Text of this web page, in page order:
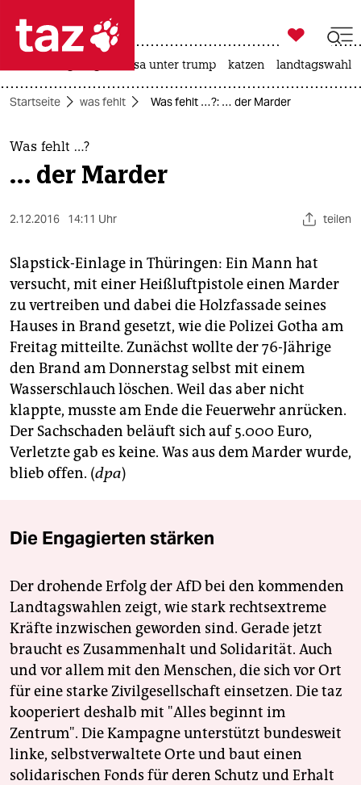
 taz zahl ich
taz zahl ich
themen
politik
öko
gesellschaft
kultur
sport
berlin
nord
wahrheit
verlag
veranstaltungen
fragen & hilfe
unterstützen
abo
genossenschaft
epaper login

taz zahl ich
usa unter trump katzen landtagswahl
Startseite was fehlt Was fehlt …?: … der Marder
Was fehlt …?
… der Marder
2.12.2016 14:11 Uhr teilen
Slapstick-Einlage in Thüringen: Ein Mann hat
versucht, mit einer Heißluftpistole einen Marder
zu vertreiben und dabei die Holzfassade seines
Hauses in Brand gesetzt, wie die Polizei Gotha am
Freitag mitteilte. Zunächst wollte der 76-Jährige
den Brand am Donnerstag selbst mit einem
Wasserschlauch löschen. Weil das aber nicht
klappte, musste am Ende die Feuerwehr anrücken.
Der Sachschaden beläuft sich auf 5.000 Euro,
Verletzte gab es keine. Was aus dem Marder wurde,
blieb offen. (dpa)
Die Engagierten stärken
Der drohende Erfolg der AfD bei den kommenden
Landtagswahlen zeigt, wie stark rechtsextreme
Kräfte inzwischen geworden sind. Gerade jetzt
braucht es Zusammenhalt und Solidarität. Auch
und vor allem mit den Menschen, die sich vor Ort
für eine starke Zivilgesellschaft einsetzen. Die taz
kooperiert deshalb mit "Alles beginnt im
Zentrum". Die Kampagne unterstützt bundesweit
linke, selbstverwaltete Orte und baut einen
solidarischen Fonds für deren Schutz und Erhalt